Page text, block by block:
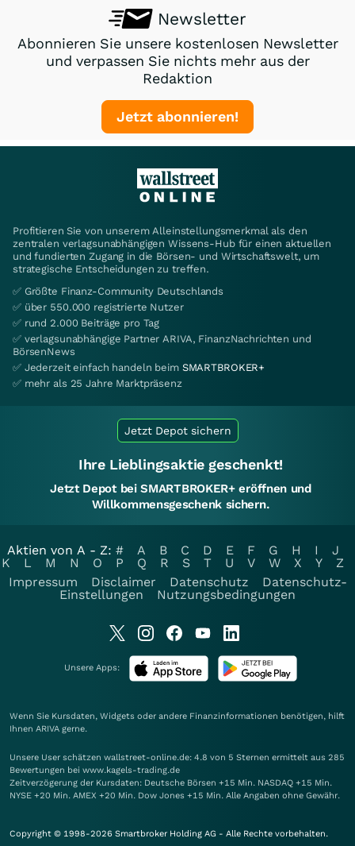
Newsletter
Abonnieren Sie unsere kostenlosen Newsletter
und verpassen Sie nichts mehr aus der
Redaktion
Jetzt abonnieren!
Profitieren Sie von unserem Alleinstellungsmerkmal als den
zentralen verlagsunabhängigen Wissens-Hub für einen aktuellen
und fundierten Zugang in die Börsen- und Wirtschaftswelt, um
strategische Entscheidungen zu treffen.
✅ Größte Finanz-Community Deutschlands
✅ über 550.000 registrierte Nutzer
✅ rund 2.000 Beiträge pro Tag
✅ verlagsunabhängige Partner ARIVA, FinanzNachrichten und
BörsenNews
✅ Jederzeit einfach handeln beim SMARTBROKER+
✅ mehr als 25 Jahre Marktpräsenz
Jetzt Depot sichern
Ihre Lieblingsaktie geschenkt!
Jetzt Depot bei SMARTBROKER+ eröffnen und
Willkommensgeschenk sichern.
Aktien von A - Z: # A B C D E F G H I
J
K
L M N O P Q R S T U V W X Y
Z
Impressum
Disclaimer Datenschutz
Datenschutz-
Einstellungen
Nutzungsbedingungen
Unsere Apps:
Wenn Sie Kursdaten, Widgets oder andere Finanzinformationen benötigen, hilft
Ihnen ARIVA gerne.
Unsere User schätzen wallstreet-online.de: 4.8 von 5 Sternen ermittelt aus 285
Bewertungen bei www.kagels-trading.de
Zeitverzögerung der Kursdaten: Deutsche Börsen +15 Min. NASDAQ +15 Min.
NYSE +20 Min. AMEX +20 Min. Dow Jones +15 Min. Alle Angaben ohne Gewähr.
Copyright © 1998-2026 Smartbroker Holding AG - Alle Rechte vorbehalten.